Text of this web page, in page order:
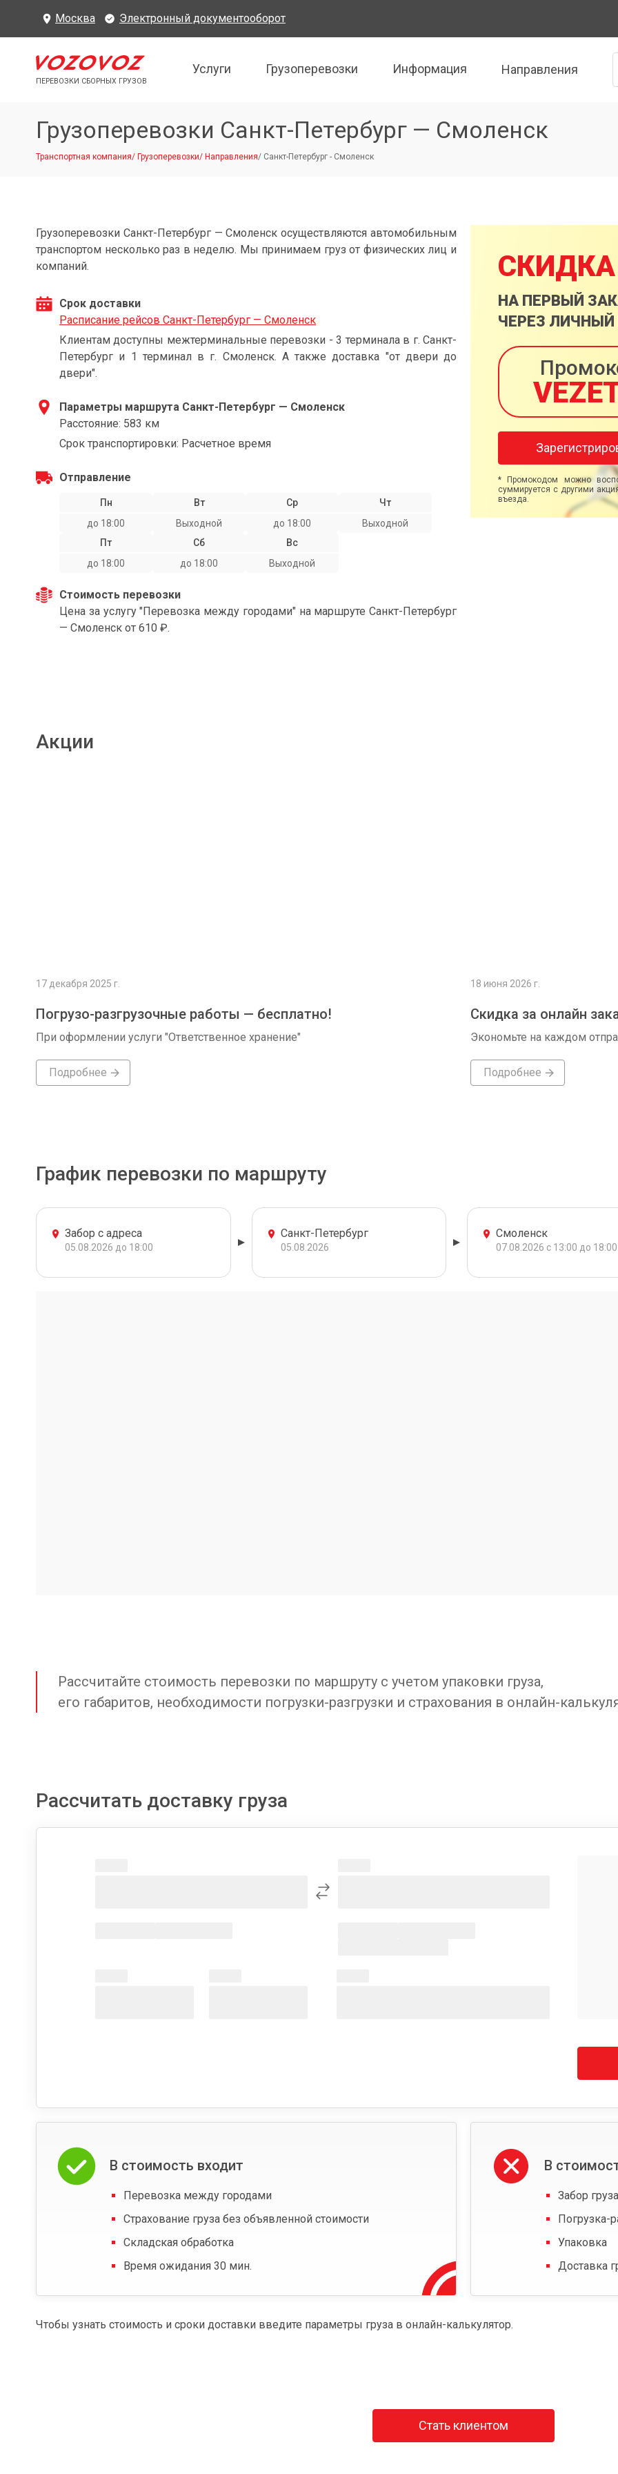
Москва Электронный документооборот
ПЕРЕВОЗКИ СБОРНЫХ ГРУЗОВ
Услуги Грузоперевозки Информация Направления
Грузоперевозки Санкт-Петербург — Смоленск
Транспортная компания/ Грузоперевозки/ Направления/ Санкт-Петербург - Смоленск
Грузоперевозки Санкт-Петербург — Смоленск осуществляются автомобильным
транспортом несколько раз в неделю. Мы принимаем груз от физических лиц и
компаний.
Срок доставки
Расписание рейсов Санкт-Петербург — Смоленск
Клиентам доступны межтерминальные перевозки - 3 терминала в г. Санкт-
Петербург и 1 терминал в г. Смоленск. А также доставка "от двери до
двери".
Параметры маршрута Санкт-Петербург — Смоленск
Расстояние: 583 км
Срок транспортировки: Расчетное время
Отправление
Пн
до 18:00
Вт
Выходной
Ср
до 18:00
Чт
Выходной
Пт
до 18:00
Сб
до 18:00
Вс
Выходной
Стоимость перевозки
Цена за услугу "Перевозка между городами" на маршруте Санкт-Петербург
— Смоленск от 610 ₽.
СКИДКА
НА ПЕРВЫЙ
ЧЕРЕЗ ЛИЧНЫЙ
* Промокодом можно
суммируется с другими
въезда.
Акции
17 декабря 2025 г.
Погрузо-разгрузочные работы — бесплатно!
При оформлении услуги "Ответственное хранение"
Подробнее
18 июня 2026 г.
Скидка за онлайн
Экономьте на каждом
Подробнее
График перевозки по маршруту
Забор с адреса
05.08.2026 до 18:00
Санкт-Петербург
05.08.2026
Смоленск
07.08.2026 с 13:00 до 18:00
Рассчитайте стоимость перевозки по маршруту с учетом упаковки груза,
его габаритов, необходимости погрузки-разгрузки и страхования в онлайн-
Рассчитать доставку груза
В стоимость входит
Перевозка между городами
Страхование груза без объявленной стоимости
Складская обработка
Время ожидания 30 мин.
В
Забор
Погрузка-
Упаковка
Доставка
Чтобы узнать стоимость и сроки доставки введите параметры груза в онлайн-калькулятор.
Стать клиентом